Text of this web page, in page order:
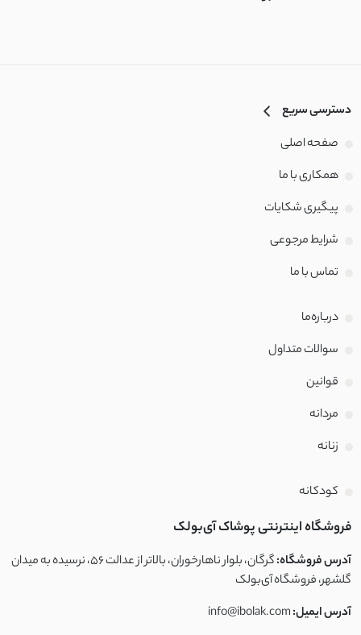
دسترسی سریع
صفحه اصلی
همکاری با ما
پیگیری شکایات
شرایط مرجوعی
تماس با‌ ما
درباره‌ما
سوالات متداول
قوانین
مردانه
زنانه
کودکانه
فروشگاه اینترنتی پوشاک آی‌بولک
آدرس فروشگاه:
گرگان، بلوار ناهارخوران، بالاتر از عدالت ۵۶، نرسیده به میدان
گلشهر، فروشگاه آی‌بولک
آدرس ایمیل:info@ibolak.com